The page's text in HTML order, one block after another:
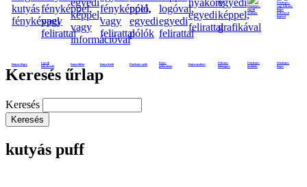
Kutyás bögre
Egyedi
kutyakendő
Kutya biléta Kutya frizbi Fényképes póló
Képes
poháralátét
Kutya nyakörv
Feliratos
hűtmágnes
Fényképes
nyaklánc
Fényképes
bögre
Keresés űrlap
Keresés
kutyás puff